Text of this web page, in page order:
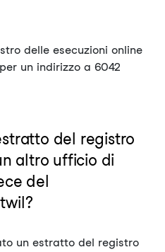
delle esecuzioni online
un indirizzo a 6042
del registro
altro ufficio di
del
un estratto del registro